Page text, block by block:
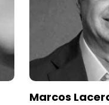
Marcos